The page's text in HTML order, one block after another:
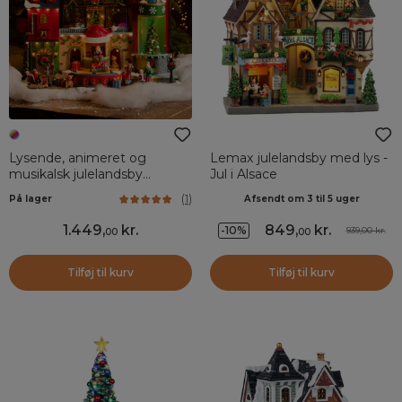
Lysende, animeret og
musikalsk julelandsby
Legetøjsfabrikken
På lager (1)
1.449,00 kr.
Tilføj til kurv
Lemax julelandsby med lys -
Jul i Alsace
Afsendt om 3 til 5 uger
-10% 849,00kr. 939,00 kr.
Tilføj til kurv